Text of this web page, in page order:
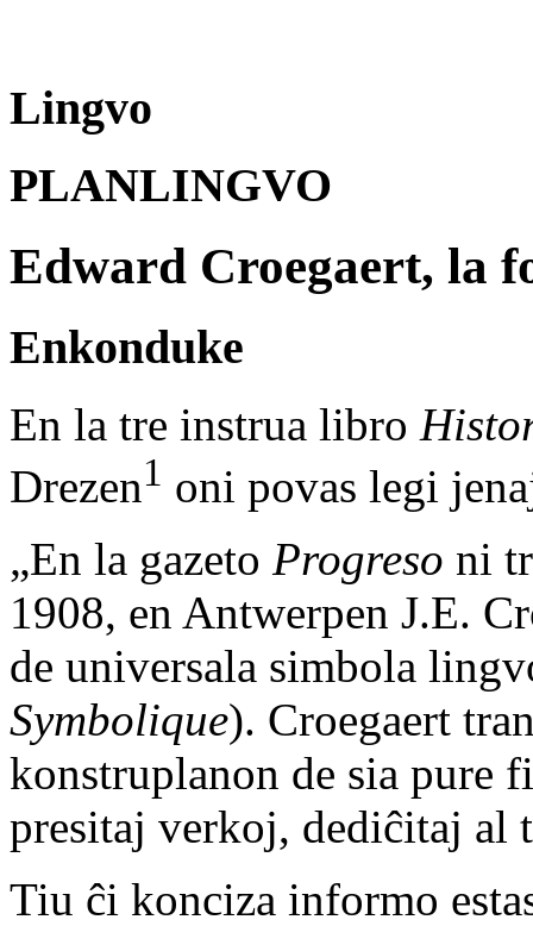
Lingvo
PLANLINGVO
Edward Croegaert, la
Enkonduke
En la tre instrua libro
Drezen1 oni povas legi
„En la gazeto Progreso ni
1908, en Antwerpen J.E.
de universala simbola
Symbolique). Croegaert
konstruplanon de sia pure
presitaj verkoj, dediĉitaj al
Tiu ĉi konciza informo